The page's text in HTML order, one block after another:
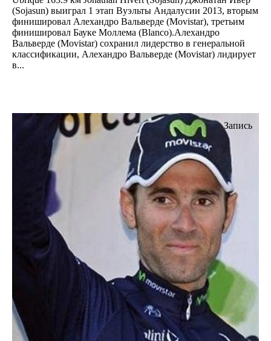
(Sojasun) выиграл 1 этап Вуэльты Андалусии 2013, вторым
финишировал Алехандро Вальверде (Movistar), третьим
финишировал Бауке Моллема (Blanco).Алехандро
Вальверде (Movistar) сохранил лидерство в генеральной
классификации, Алехандро Вальверде (Movistar) лидирует
в...
Запись